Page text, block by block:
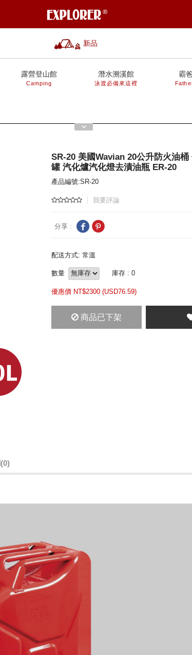
新品
露營登山館
Camping
潛水溯溪館
泳渡必備來這裡
霸
SR-20 美國Wavian 20公升防火油桶
罐 汽化爐汽化燈去漬油瓶 ER-20
產品編號:SR-20
我要評論
分享 :
配送方式: 常溫
數量 庫存 : 0
優惠價 NT$2300 (USD76.59)
商品已下架
(0)